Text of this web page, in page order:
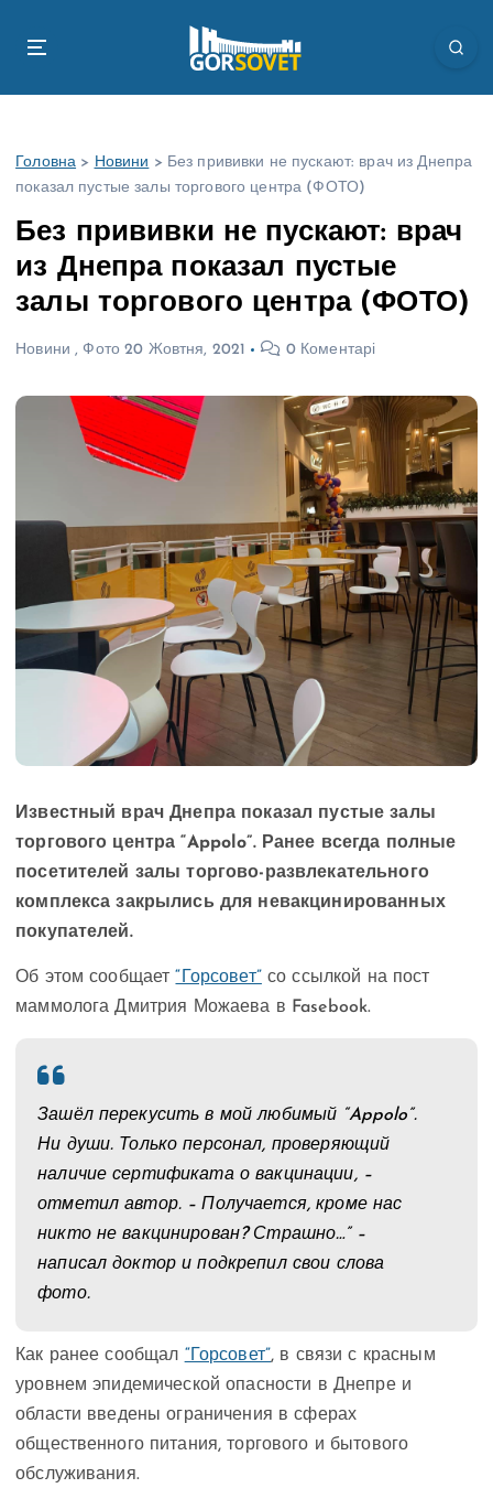
Головна > Новини > Без прививки не пускают: врач из Днепра
показал пустые залы торгового центра (ФОТО)
Без прививки не пускают: врач
из Днепра показал пустые
залы торгового центра (ФОТО)
Новини , Фото 20 Жовтня, 2021 0 Коментарі
Известный врач Днепра показал пустые залы
торгового центра “Appolo”. Ранее всегда полные
посетителей залы торгово-развлекательного
комплекса закрылись для невакцинированных
покупателей.
Об этом сообщает“Горсовет” со ссылкой на пост
маммолога Дмитрия Можаева в Fasebook.
Зашёл перекусить в мой любимый “Appolo”.
Ни души. Только персонал, проверяющий
наличие сертификата о вакцинации, –
отметил автор. – Получается, кроме нас
никто не вакцинирован? Страшно…” –
написал доктор и подкрепил свои слова
фото.
Как ранее сообщал “Горсовет”, в связи с красным
уровнем эпидемической опасности в Днепре и
области введены ограничения в сферах
общественного питания, торгового и бытового
обслуживания.